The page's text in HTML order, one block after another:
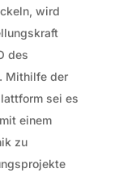
wird
des
Mithilfe der
sei es
einem
zu